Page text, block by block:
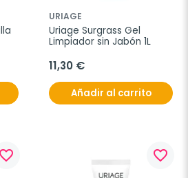
URIAGE
Uriage Surgrass Gel
Limpiador sin Jabón 1L
11,30 €
Añadir al carrito
favorite_border favorite_border